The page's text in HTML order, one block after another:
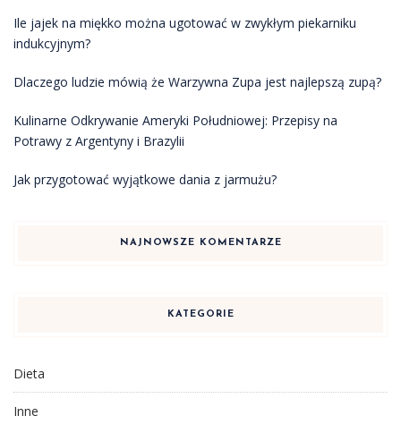
Ile jajek na miękko można ugotować w zwykłym piekarniku
indukcyjnym?
Dlaczego ludzie mówią że Warzywna Zupa jest najlepszą zupą?
Kulinarne Odkrywanie Ameryki Południowej: Przepisy na
Potrawy z Argentyny i Brazylii
Jak przygotować wyjątkowe dania z jarmużu?
NAJNOWSZE KOMENTARZE
KATEGORIE
Dieta
Inne